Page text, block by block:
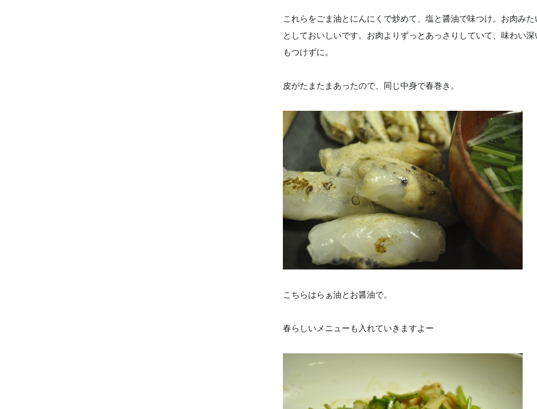
これらをごま油とにんにくで炒めて、塩と醤油で味つけ。お肉み
としておいしいです。お肉よりずっとあっさりしていて、味わい
もつけずに。
皮がたまたまあったので、同じ中身で春巻き。
こちらはらぁ油とお醤油で。
春らしいメニューも入れていきますよー